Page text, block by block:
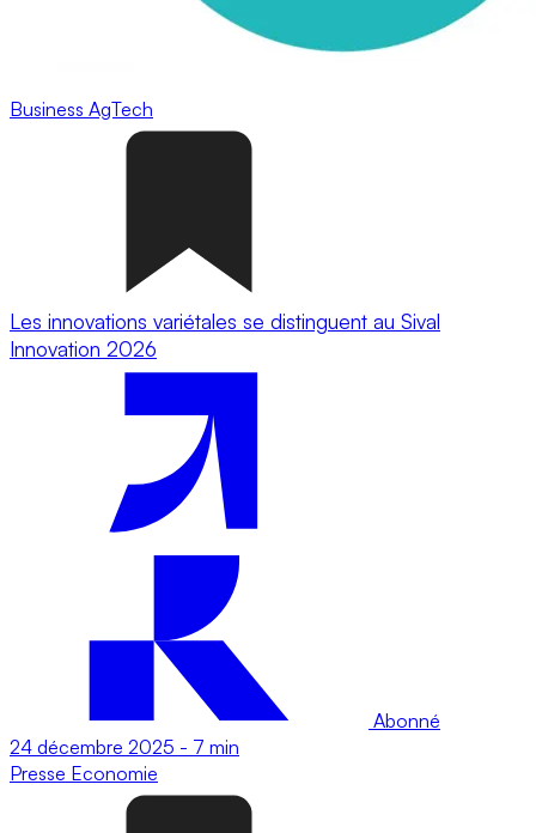
Business AgTech
Les innovations variétales se distinguent au Sival
Innovation 2026
Abonné
24 décembre 2025 - 7 min
Presse Economie